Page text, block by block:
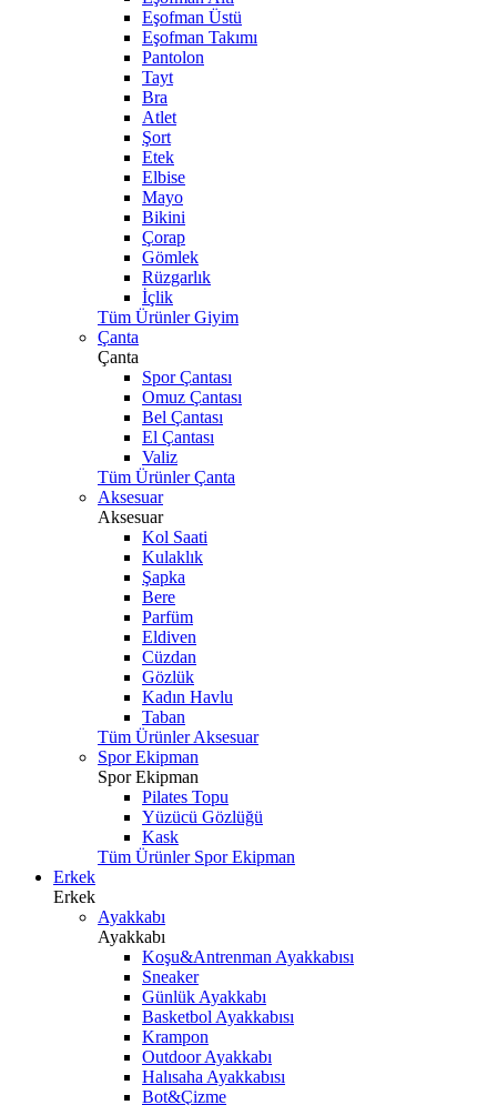
Eşofman Üstü
Eşofman Takımı
Pantolon
Tayt
Bra
Atlet
Şort
Etek
Elbise
Mayo
Bikini
Çorap
Gömlek
Rüzgarlık
İçlik
Tüm Ürünler Giyim
Çanta
Çanta
Spor Çantası
Omuz Çantası
Bel Çantası
El Çantası
Valiz
Tüm Ürünler Çanta
Aksesuar
Aksesuar
Kol Saati
Kulaklık
Şapka
Bere
Parfüm
Eldiven
Cüzdan
Gözlük
Kadın Havlu
Taban
Tüm Ürünler Aksesuar
Spor Ekipman
Spor Ekipman
Pilates Topu
Yüzücü Gözlüğü
Kask
Tüm Ürünler Spor Ekipman
Erkek
Erkek
Ayakkabı
Ayakkabı
Koşu&Antrenman Ayakkabısı
Sneaker
Günlük Ayakkabı
Basketbol Ayakkabısı
Krampon
Outdoor Ayakkabı
Halısaha Ayakkabısı
Bot&Çizme